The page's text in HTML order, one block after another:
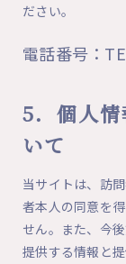
ださい。
電話番号：
5．個人
いて
当サイトは、訪
者本人の同意を
せん。また、今
提供する情報と